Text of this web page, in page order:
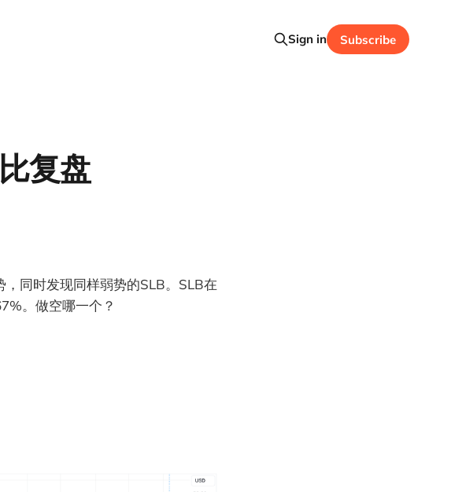
Sign in Subscribe
复盘
同时发现同样弱势的SLB。SLB在
。做空哪一个？